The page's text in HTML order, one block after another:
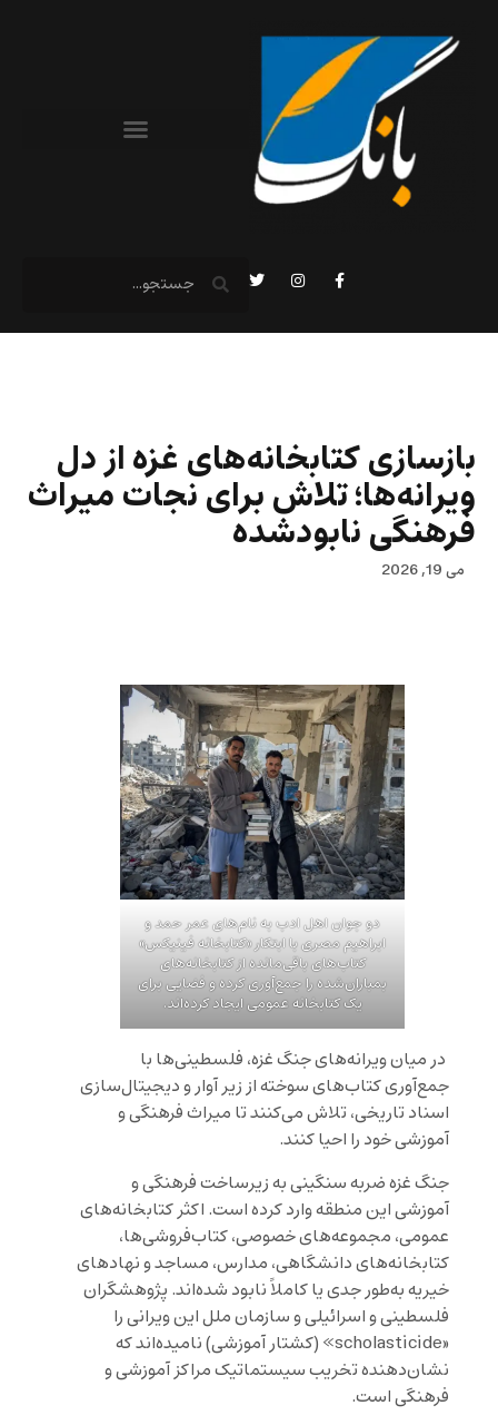
بازسازی کتابخانه‌های غزه از دل
ویرانه‌ها؛ تلاش برای نجات میراث
فرهنگی نابودشده
می 19, 2026
دو جوان اهل ادب به نام‌های عمر حمد و
ابراهیم مصری با ابتکار «کتابخانه فینیکس»
کتاب‌های باقی‌مانده از کتابخانه‌های
بمباران‌شده را جمع‌آوری کرده و فضایی برای
یک کتابخانه عمومی ایجاد کرده‌اند.
در میان ویرانه‌های جنگ غزه، فلسطینی‌ها با
جمع‌آوری کتاب‌های سوخته از زیر آوار و دیجیتال‌سازی
اسناد تاریخی، تلاش می‌کنند تا میراث فرهنگی و
آموزشی خود را احیا کنند.
جنگ غزه ضربه سنگینی به زیرساخت فرهنگی و
آموزشی این منطقه وارد کرده است. اکثر کتابخانه‌های
عمومی، مجموعه‌های خصوصی، کتاب‌فروشی‌ها،
کتابخانه‌های دانشگاهی، مدارس، مساجد و نهادهای
خیریه به‌طور جدی یا کاملاً نابود شده‌اند. پژوهشگران
فلسطینی و اسرائیلی و سازمان ملل این ویرانی را
«scholasticide» (کشتار آموزشی) نامیده‌اند که
نشان‌دهنده تخریب سیستماتیک مراکز آموزشی و
فرهنگی است.